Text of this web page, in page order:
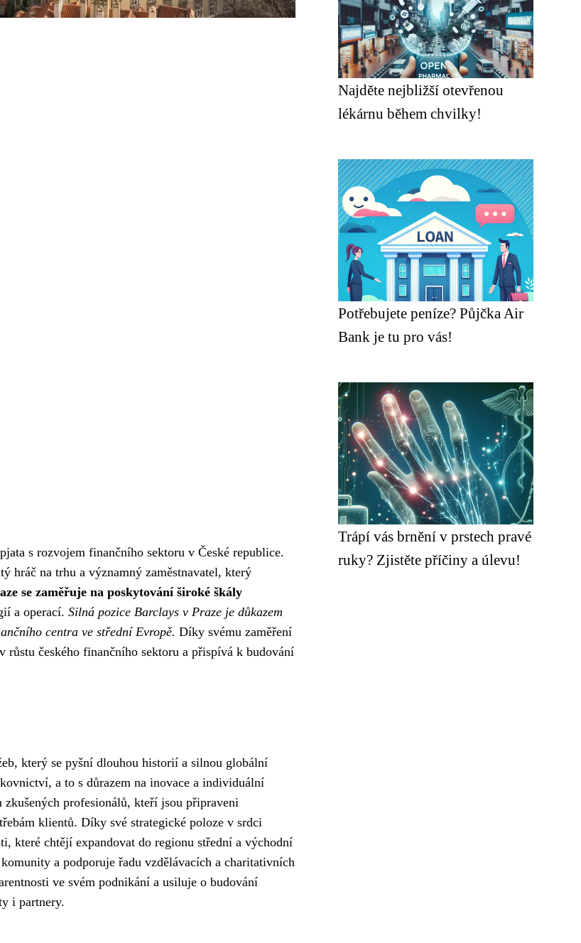
s rozvojem finančního sektoru v České republice.
hráč na trhu a významný zaměstnavatel, který
se zaměřuje na poskytování široké škály
a operací. Silná pozice Barclays v Praze je důkazem
centra ve střední Evropě. Díky svému zaměření
českého finančního sektoru a přispívá k budování
který se pyšní dlouhou historií a silnou globální
a to s důrazem na inovace a individuální
zkušených profesionálů, kteří jsou připraveni
klientů. Díky své strategické poloze v srdci
které chtějí expandovat do regionu střední a východní
a podporuje řadu vzdělávacích a charitativních
ve svém podnikání a usiluje o budování
i partnery.
Najděte nejbližší otevřenou
lékárnu během chvilky!
Potřebujete peníze? Půjčka Air
Bank je tu pro vás!
Trápí vás brnění v prstech pravé
ruky? Zjistěte příčiny a úlevu!